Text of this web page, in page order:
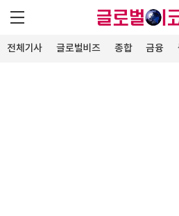
전체기사 글로벌비즈 종합 금융